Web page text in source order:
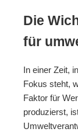
Die
für
In einer Zeit,
Fokus steht,
Faktor für
produzierst,